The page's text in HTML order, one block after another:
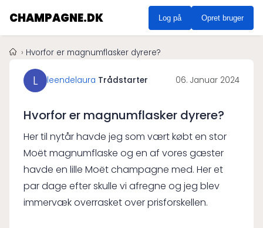
CHAMPAGNE.DK Log på Opret bruger
Hvorfor er magnumflasker dyrere?
L leendelaura Trådstarter 06. Januar 2024
Hvorfor er magnumflasker dyrere?
Her til nytår havde jeg som vært købt en stor
Moët magnumflaske og en af vores gæster
havde en lille Moët champagne med. Her et
par dage efter skulle vi afregne og jeg blev
immervæk overrasket over prisforskellen.